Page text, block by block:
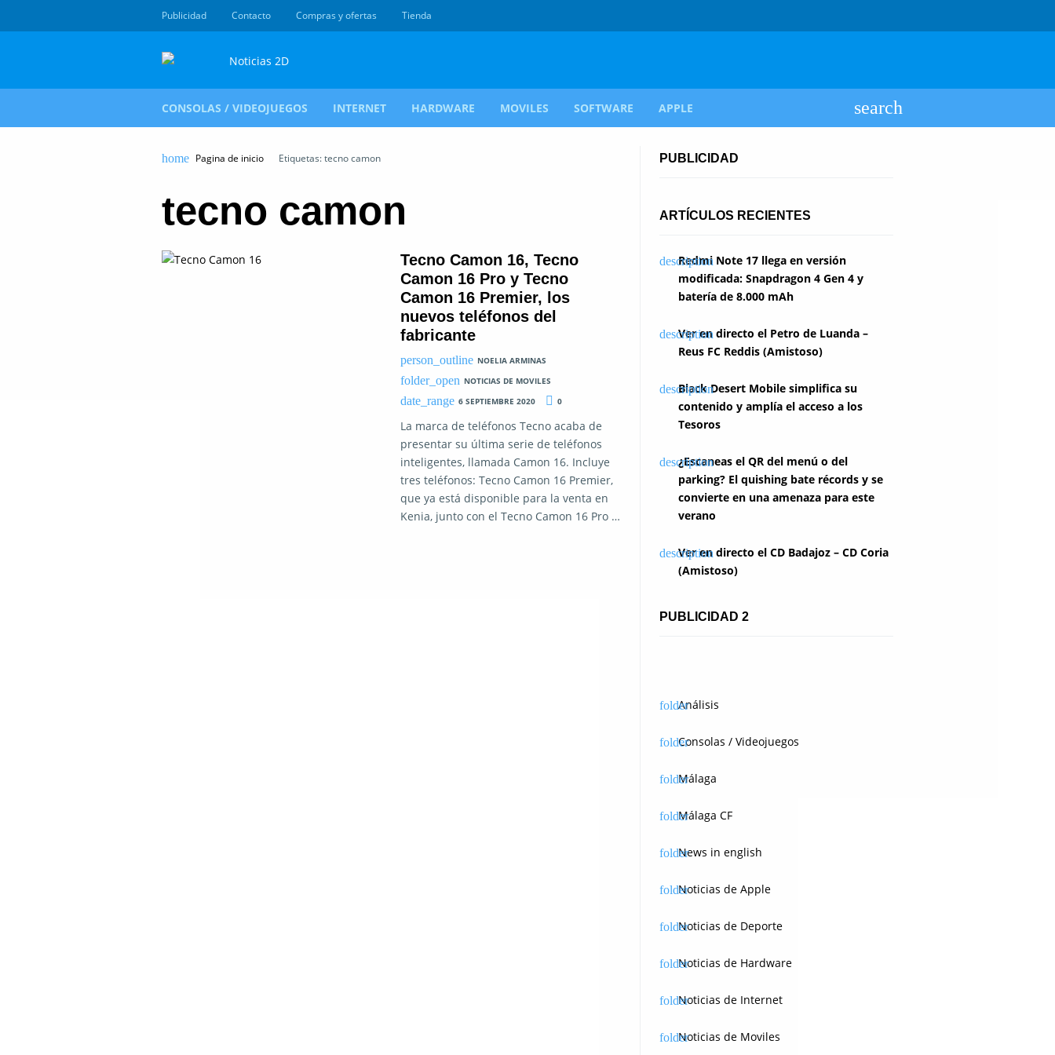
Publicidad Contacto Compras y ofertas Tienda
CONSOLAS / VIDEOJUEGOS INTERNET HARDWARE MOVILES SOFTWARE APPLE
Pagina de inicio Etiquetas: tecno camon
tecno camon
Tecno Camon 16, Tecno
Camon 16 Pro y Tecno
Camon 16 Premier, los
nuevos teléfonos del
fabricante
NOELIA ARMINAS
NOTICIAS DE MOVILES
6 SEPTIEMBRE 2020
0
La marca de teléfonos Tecno acaba de
presentar su última serie de teléfonos
inteligentes, llamada Camon 16. Incluye
tres teléfonos: Tecno Camon 16 Premier,
que ya está disponible para la venta en
Kenia, junto con el Tecno Camon 16 Pro …
PUBLICIDAD
ARTÍCULOS RECIENTES
Redmi Note 17 llega en versión
modificada: Snapdragon 4 Gen 4 y
batería de 8.000 mAh
Ver en directo el Petro de Luanda –
Reus FC Reddis (Amistoso)
Black Desert Mobile simplifica su
contenido y amplía el acceso a los
Tesoros
¿Escaneas el QR del menú o del
parking? El quishing bate récords y se
convierte en una amenaza para este
verano
Ver en directo el CD Badajoz – CD Coria
(Amistoso)
PUBLICIDAD 2
Análisis
Consolas / Videojuegos
Málaga
Málaga CF
News in english
Noticias de Apple
Noticias de Deporte
Noticias de Hardware
Noticias de Internet
Noticias de Moviles